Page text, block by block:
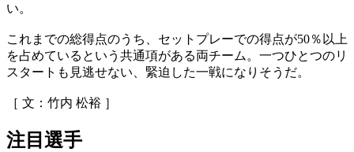
い。
これまでの総得点のうち、セットプレーでの得点が50％以上
を占めているという共通項がある両チーム。一つひとつのリ
スタートも見逃せない、緊迫した一戦になりそうだ。
［ 文：竹内 松裕 ］
注目選手